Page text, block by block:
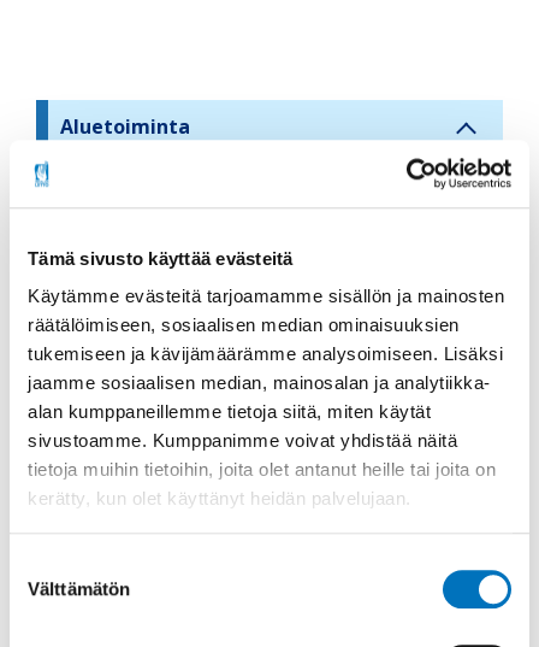
Tämä sivusto käyttää evästeitä
Käytämme evästeitä tarjoamamme sisällön ja mainosten
räätälöimiseen, sosiaalisen median ominaisuuksien
tukemiseen ja kävijämäärämme analysoimiseen. Lisäksi
jaamme sosiaalisen median, mainosalan ja analytiikka-
alan kumppaneillemme tietoja siitä, miten käytät
sivustoamme. Kumppanimme voivat yhdistää näitä
tietoja muihin tietoihin, joita olet antanut heille tai joita on
kerätty, kun olet käyttänyt heidän palvelujaan.
valinta
Välttämätön
S
i
d
e
b
a
r
n
a
v
i
t
Aluetoiminta
Kaakkois-Suomen alue
Lapin alue
Lounais-Suomen alue
Länsi-Suomen alue
Oulu-Kainuu alue